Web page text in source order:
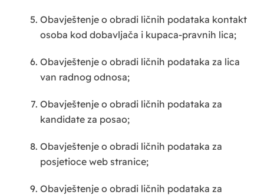
Obavještenje o obradi ličnih podataka kontakt
osoba kod dobavljača i kupaca-pravnih lica;
Obavještenje o obradi ličnih podataka za lica
van radnog odnosa;
Obavještenje o obradi ličnih podataka za
kandidate za posao;
Obavještenje o obradi ličnih podataka za
posjetioce web stranice;
Obavještenje o obradi ličnih podataka za